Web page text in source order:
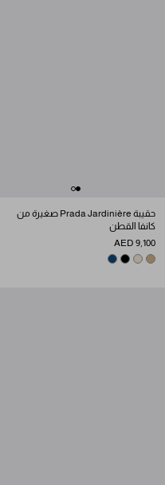
حقيبة Prada Jardinière صغيرة من
كانفا القطن
AED 9,100
CORD
NATURAL
BLACK
BALTIC BLUE